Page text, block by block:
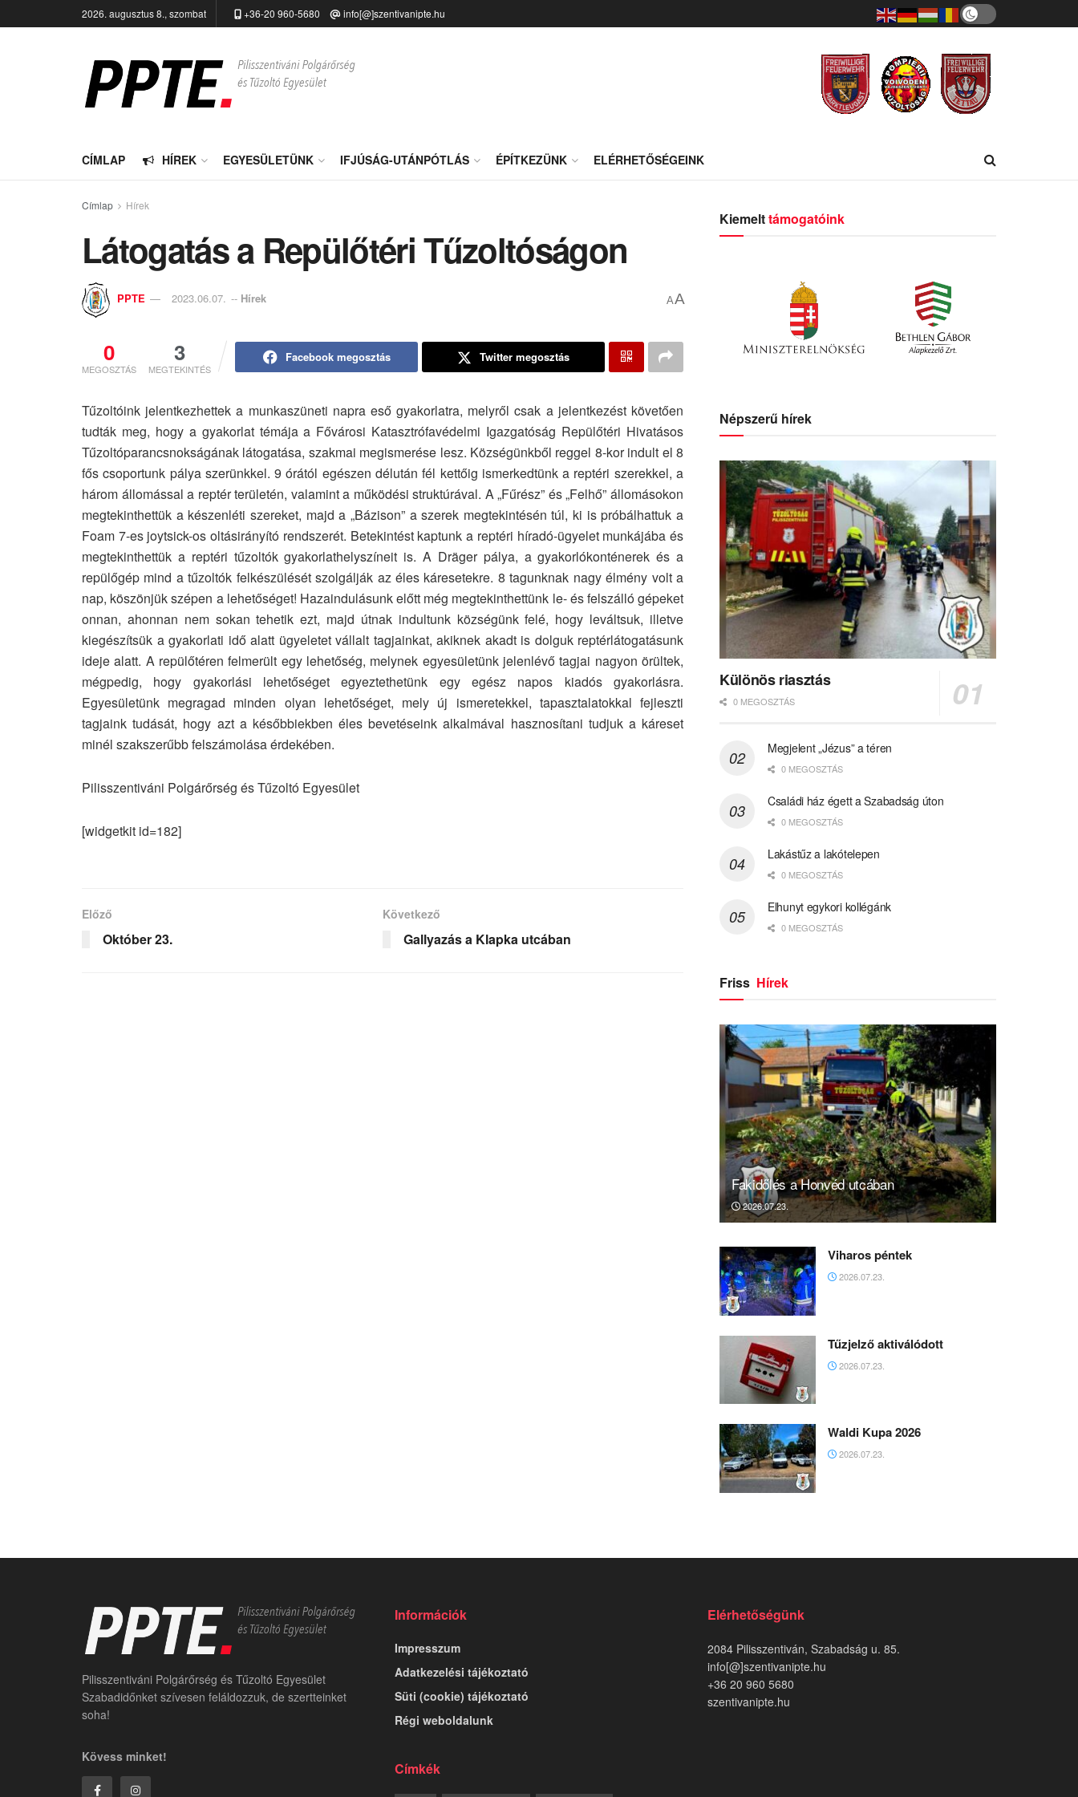
2026. augusztus 8., szombat +36-20 960-5680 info[@]szentivanipte.hu
CÍMLAP HÍREK EGYESÜLETÜNK IFJÚSÁG-UTÁNPÓTLÁS ÉPÍTKEZÜNK ELÉRHETŐSÉGEINK
Címlap Hírek
Látogatás a Repülőtéri Tűzoltóságon
PPTE 2023.06.07. -- Hírek AA
0
MEGOSZTÁS
3
MEGTEKINTÉS
Facebook megosztás Twitter megosztás
Tűzoltóink jelentkezhettek a munkaszüneti napra eső gyakorlatra, melyről csak a jelentkezést követően
tudták meg, hogy a gyakorlat témája a Fővárosi Katasztrófavédelmi Igazgatóság Repülőtéri Hivatásos
Tűzoltóparancsnokságának látogatása, szakmai megismerése lesz. Községünkből reggel 8-kor indult el 8
fős csoportunk pálya szerünkkel. 9 órától egészen délután fél kettőig ismerkedtünk a reptéri szerekkel, a
három állomással a reptér területén, valamint a működési struktúrával. A „Fűrész” és „Felhő” állomásokon
megtekinthettük a készenléti szereket, majd a „Bázison” a szerek megtekintésén túl, ki is próbálhattuk a
Foam 7-es joytsick-os oltásirányító rendszerét. Betekintést kaptunk a reptéri híradó-ügyelet munkájába és
megtekinthettük a reptéri tűzoltók gyakorlathelyszíneit is. A Dräger pálya, a gyakorlókonténerek és a
repülőgép mind a tűzoltók felkészülését szolgálják az éles káresetekre. 8 tagunknak nagy élmény volt a
nap, köszönjük szépen a lehetőséget! Hazaindulásunk előtt még megtekinthettünk le- és felszálló gépeket
onnan, ahonnan nem sokan tehetik ezt, majd útnak indultunk községünk felé, hogy leváltsuk, illetve
kiegészítsük a gyakorlati idő alatt ügyeletet vállalt tagjainkat, akiknek akadt is dolguk reptérlátogatásunk
ideje alatt. A repülőtéren felmerült egy lehetőség, melynek egyesületünk jelenlévő tagjai nagyon örültek,
mégpedig, hogy gyakorlási lehetőséget egyeztethetünk egy egész napos kiadós gyakorlásra.
Egyesületünk megragad minden olyan lehetőséget, mely új ismeretekkel, tapasztalatokkal fejleszti
tagjaink tudását, hogy azt a későbbiekben éles bevetéseink alkalmával hasznosítani tudjuk a káreset
minél szakszerűbb felszámolása érdekében.
Pilisszentiváni Polgárőrség és Tűzoltó Egyesület
[widgetkit id=182]
Előző
Október 23.
Következő
Gallyazás a Klapka utcában
Kiemelttámogatóink
Népszerű hírek
Különös riasztás
0 MEGOSZTÁS
Megjelent „Jézus” a téren
0 MEGOSZTÁS
Családi ház égett a Szabadság úton
0 MEGOSZTÁS
Lakástűz a lakótelepen
0 MEGOSZTÁS
Elhunyt egykori kollégánk
0 MEGOSZTÁS
Friss Hírek
Fakidőlés a Honvéd utcában
2026.07.23.
Viharos péntek
2026.07.23.
Tűzjelző aktiválódott
2026.07.23.
Waldi Kupa 2026
2026.07.23.
Pilisszentiváni Polgárőrség és Tűzoltó Egyesület
Szabadidőnket szívesen feláldozzuk, de szertteinket
soha!
Kövess minket!
Információk
Impresszum
Adatkezelési tájékoztató
Süti (cookie) tájékoztató
Régi weboldalunk
Címkék
Elérhetőségünk
2084 Pilisszentiván, Szabadság u. 85.
info[@]szentivanipte.hu
+36 20 960 5680
szentivanipte.hu